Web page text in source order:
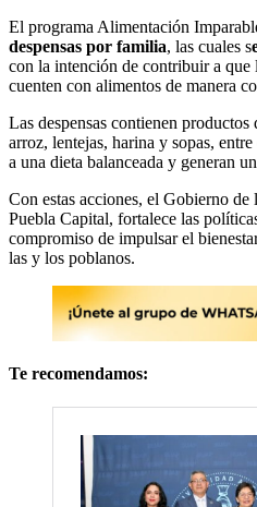
El programa Alimentación
despensas por familia, las cuales s
con la intención de contribuir a que
cuenten con alimentos de manera
Las despensas contienen
arroz, lentejas, harina y sopas,
a una dieta balanceada y generan
Con estas acciones, el Gobierno
Puebla Capital, fortalece las
compromiso de impulsar el
las y los poblanos.
Te recomendamos: